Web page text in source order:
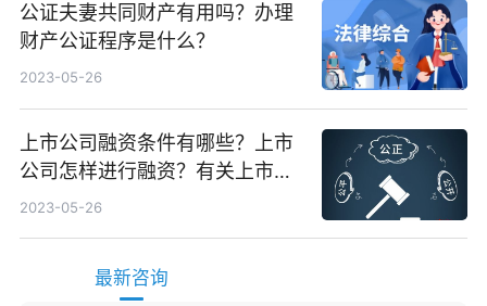
公证夫妻共同财产有用吗？办理
财产公证程序是什么？
2023-05-26
上市公司融资条件有哪些？上市
公司怎样进行融资？有关上市公
司是如何来进行资金重组的？
2023-05-26
最新咨询